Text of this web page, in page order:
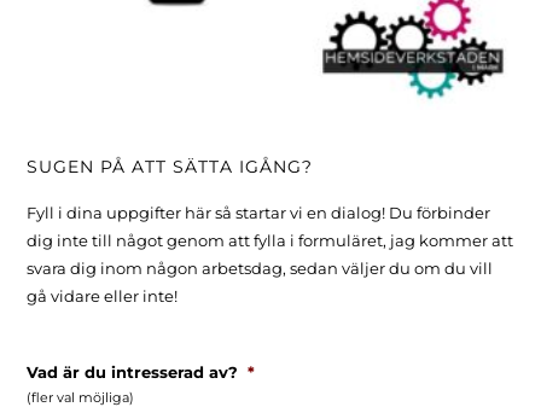
SUGEN PÅ ATT SÄTTA IGÅNG?
Fyll i dina uppgifter här så startar vi en dialog! Du förbinder
dig inte till något genom att fylla i formuläret, jag kommer att
svara dig inom någon arbetsdag, sedan väljer du om du vill
gå vidare eller inte!
Vad är du intresserad av? *
(fler val möjliga)